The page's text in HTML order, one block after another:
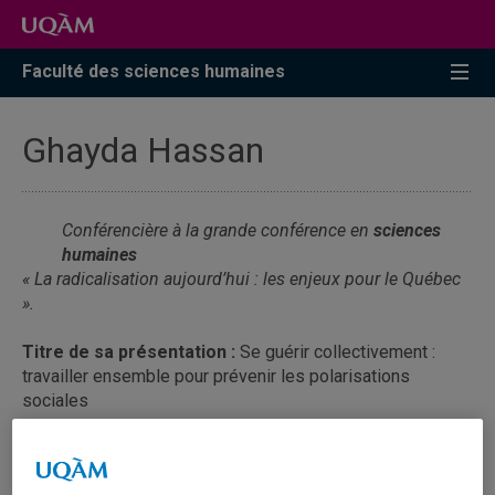
Faculté des sciences humaines
Ghayda Hassan
Conférencière à la grande conférence en sciences
humaines
« La radicalisation aujourd’hui : les enjeux pour le Québec
».
Titre de sa présentation : Se guérir collectivement :
travailler ensemble pour prévenir les polarisations
sociales
Résumé : La radicalisation violente est un sujet sensible
et clivant, qui déclenche des débats où s’entremêlent de